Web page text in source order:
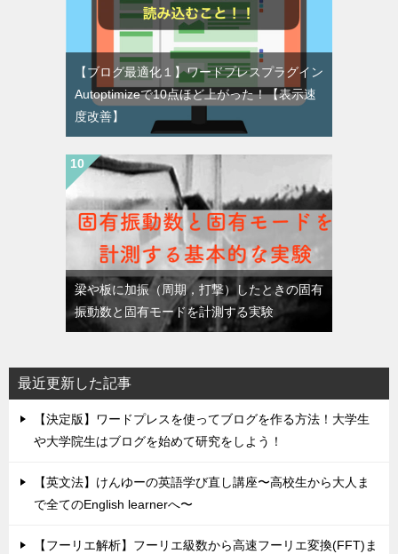
【ブログ最適化１】ワードプレスプラグイン
Autoptimizeで10点ほど上がった！【表示速
度改善】
梁や板に加振（周期，打撃）したときの固有
振動数と固有モードを計測する実験
最近更新した記事
【決定版】ワードプレスを使ってブログを作る方法！大学生
や大学院生はブログを始めて研究をしよう！
【英文法】けんゆーの英語学び直し講座〜高校生から大人ま
で全てのEnglish learnerへ〜
【フーリエ解析】フーリエ級数から高速フーリエ変換(FFT)ま